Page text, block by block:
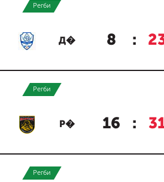
Регби
Д� 8 :
Регби
Р� 16 :
Регби